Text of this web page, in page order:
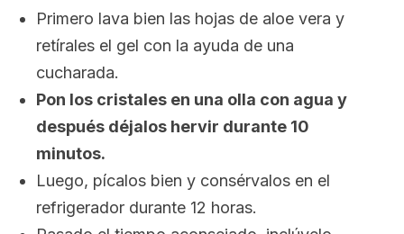
Primero lava bien las hojas de aloe vera y
retírales el gel con la ayuda de una
cucharada.
Pon los cristales en una olla con agua y
después déjalos hervir durante 10
minutos.
Luego, pícalos bien y consérvalos en el
refrigerador durante 12 horas.